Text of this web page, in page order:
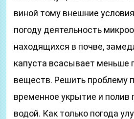
виной тому внешние
погоду деятельность
находящихся в почве,
капуста всасывает меньше
веществ. Решить проблему
временное укрытие и полив
водой. Как только погода